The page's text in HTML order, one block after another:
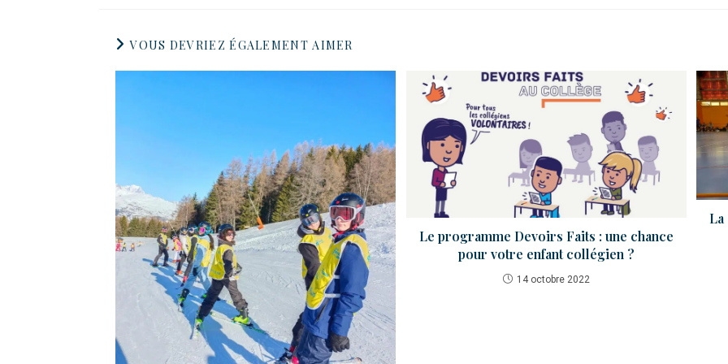
VOUS DEVRIEZ ÉGALEMENT AIMER
Le programme Devoirs Faits : une chance
pour votre enfant collégien ?
14 octobre 2022
La